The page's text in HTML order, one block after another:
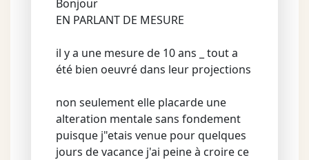
Bonjour
EN PARLANT DE MESURE
il y a une mesure de 10 ans _ tout a
été bien oeuvré dans leur projections
non seulement elle placarde une
alteration mentale sans fondement
puisque j"etais venue pour quelques
jours de vacance j'ai peine à croire ce